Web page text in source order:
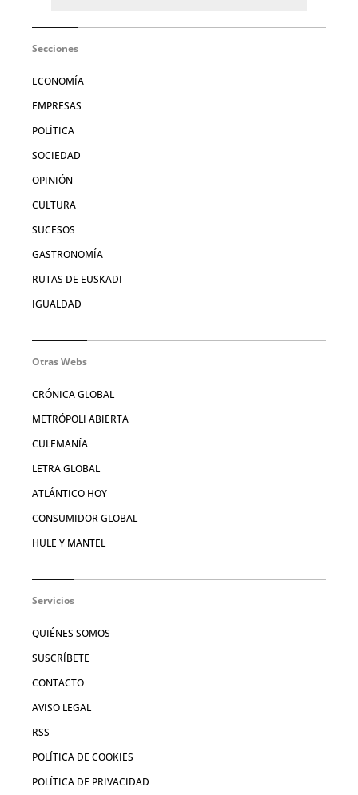
Secciones
ECONOMÍA
EMPRESAS
POLÍTICA
SOCIEDAD
OPINIÓN
CULTURA
SUCESOS
GASTRONOMÍA
RUTAS DE EUSKADI
IGUALDAD
Otras Webs
CRÓNICA GLOBAL
METRÓPOLI ABIERTA
CULEMANÍA
LETRA GLOBAL
ATLÁNTICO HOY
CONSUMIDOR GLOBAL
HULE Y MANTEL
Servicios
QUIÉNES SOMOS
SUSCRÍBETE
CONTACTO
AVISO LEGAL
RSS
POLÍTICA DE COOKIES
POLÍTICA DE PRIVACIDAD